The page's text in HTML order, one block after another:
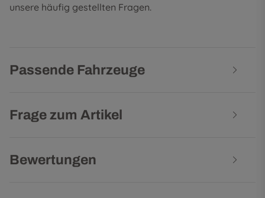
unsere häufig gestellten Fragen.
Passende Fahrzeuge
Frage zum Artikel
Bewertungen